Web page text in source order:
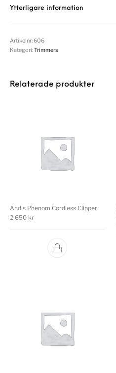
Ytterligare information
Artikelnr:606
Kategori:Trimmers
Relaterade produkter
Andis Phenom Cordless Clipper
2 650 kr